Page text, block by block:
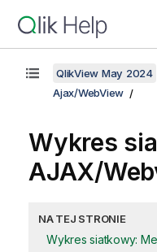
QlikView May 2024
Ajax/WebView
Wykres
AJAX/
NA TEJ STRONIE
Wykres siatkowy: